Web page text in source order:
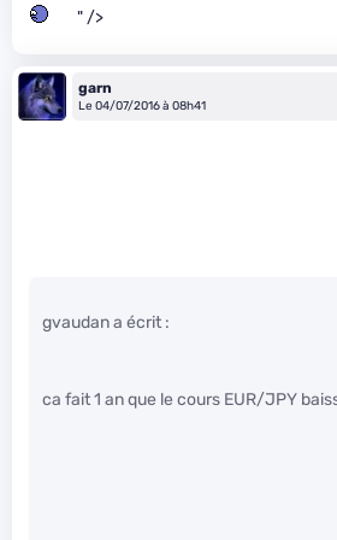
" />
garn
Le 04/07/2016 à 08h41
gvaudan a écrit :
ca fait 1 an que le cours EUR/JPY